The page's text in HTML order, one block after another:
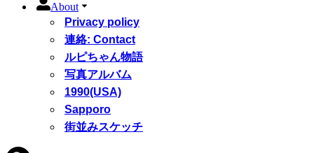
About
Privacy policy
連絡: Contact
ルピちゃん物語
写真アルバム
1990(USA)
Sapporo
街並みスケッチ